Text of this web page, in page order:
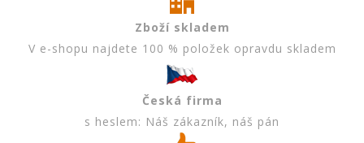
Zboží skladem
V e-shopu najdete 100 % položek opravdu skladem
Česká firma
s heslem: Náš zákazník, náš pán